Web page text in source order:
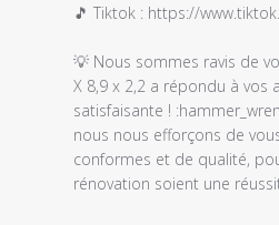
🎵 Tiktok : https://
💡 Nous sommes ravis de
X 8,9 x 2,2 a répondu à vos
satisfaisante !
nous nous efforçons de
conformes et de qualité,
rénovation soient une